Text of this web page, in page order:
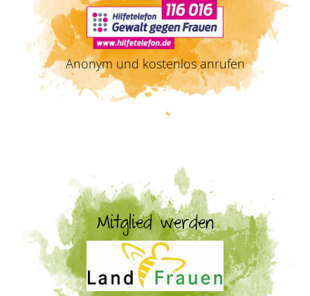
Anonym und kostenlos anrufen
Mitglied werden